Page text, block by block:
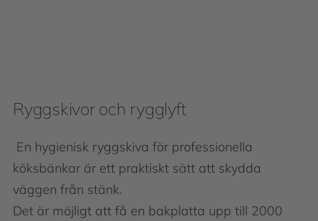
Ryggskivor och rygglyft
En hygienisk ryggskiva för professionella
köksbänkar är ett praktiskt sätt att skydda
väggen från stänk.
Det är möjligt att få en bakplatta upp till 2000